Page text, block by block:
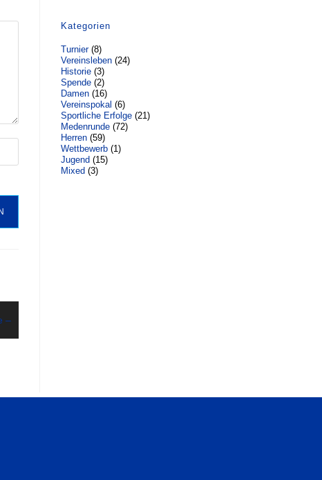
Kategorien
Turnier (8)
Vereinsleben (24)
Historie (3)
Spende (2)
Damen (16)
Vereinspokal (6)
Sportliche Erfolge (21)
Medenrunde (72)
Herren (59)
Wettbewerb (1)
Jugend (15)
Mixed (3)